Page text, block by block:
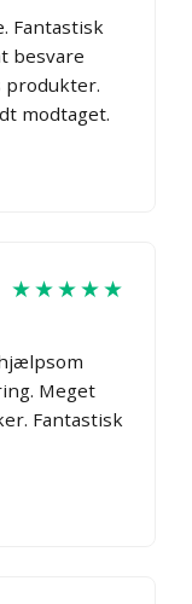
Fantastisk
besvare
produkter.
modtaget.
★★★★★
Meget
Fantastisk